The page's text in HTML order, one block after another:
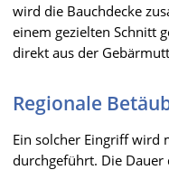
wird die Bauchdecke
einem gezielten Schnitt
direkt aus der
Regionale
Ein solcher Eingriff wird
durchgeführt. Die Dauer